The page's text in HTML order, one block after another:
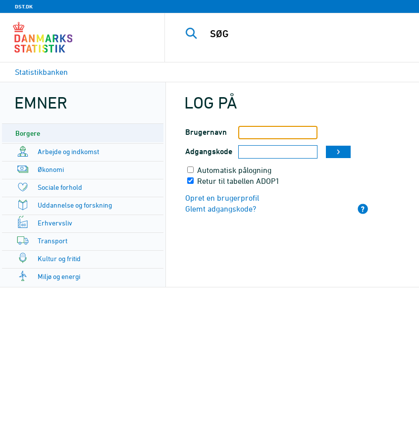
DST.DK
Statistikbanken
EMNER
Borgere
Arbejde og indkomst
Økonomi
Sociale forhold
Uddannelse og forskning
Erhvervsliv
Transport
Kultur og fritid
Miljø og energi
LOG PÅ
Brugernavn
Adgangskode
Automatisk pålogning
Retur til tabellen ADOP1
Opret en brugerprofil
Glemt adgangskode?